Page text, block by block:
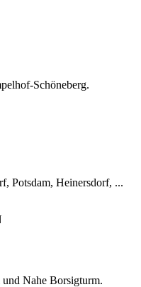
Schöneberg.
Potsdam, Heinersdorf, ...
Nahe Borsigturm.